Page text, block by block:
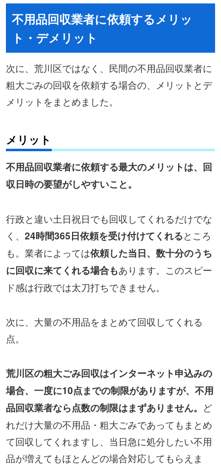
不用品回収業者に依頼するメリッ
ト・デメリット
次に、荒川区ではなく、民間の不用品回収業者に
粗大ごみの回収を依頼する場合の、メリットとデ
メリットをまとめました。
メリット
不用品回収業者に依頼する最大のメリットは、回
収日時の要望がしやすいこと。
行政と違い土日祝日でも回収してくれるだけでな
く、 24時間365日依頼を受け付けてくれるところ
も。業者によっては依頼した当日、数十分のうち
に回収に来てくれる場合もあります。このスピー
ド感は行政では太刀打ちできません。
次に、大量の不用品をまとめて回収してくれる
点。
荒川区の粗大ごみ回収はインターネット申込みの
場合、一度に10点までの制限がありますが、不用
品回収業者なら点数の制限はまずありません。 ど
れだけ大量の不用品・粗大ごみであってもまとめ
て回収してくれますし、当日急に処分したい不用
品が増えてもほとんどの場合対応してもらえま